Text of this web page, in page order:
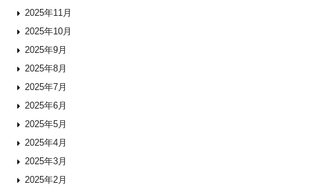
2025年11月
2025年10月
2025年9月
2025年8月
2025年7月
2025年6月
2025年5月
2025年4月
2025年3月
2025年2月